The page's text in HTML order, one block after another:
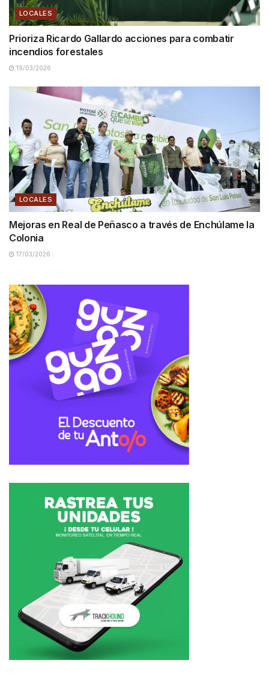
LOCALES
Prioriza Ricardo Gallardo acciones para combatir
incendios forestales
19/03/2026
LOCALES
Mejoras en Real de Peñasco a través de Enchúlame la
Colonia
17/03/2026